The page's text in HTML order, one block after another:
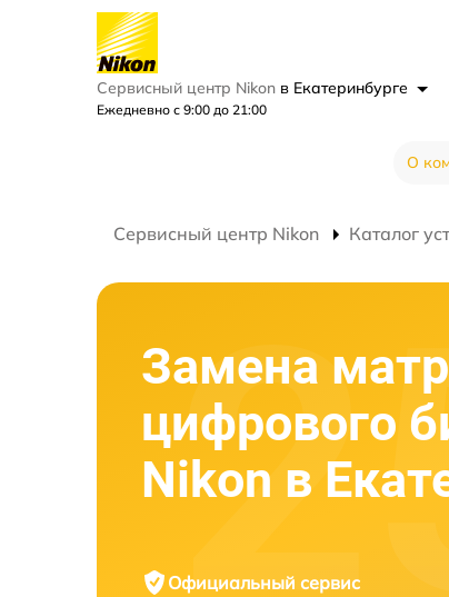
Сервисный центр Nikon в Екатеринбурге
Ежедневно с 9:00 до 21:00
О
Сервисный центр Nikon Каталог
Замена
цифрового
Nikon в
Официальный сервис